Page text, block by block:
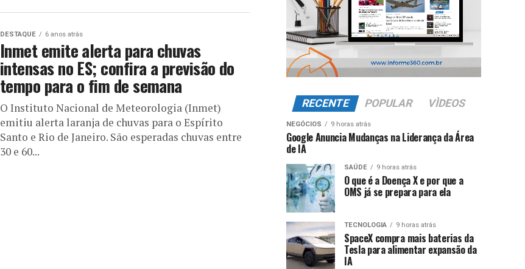
DESTAQUE 6 anos atrás
Inmet emite alerta para chuvas
intensas no ES; confira a previsão do
tempo para o fim de semana
O Instituto Nacional de Meteorologia (Inmet)
emitiu alerta laranja de chuvas para o Espírito
Santo e Rio de Janeiro. São esperadas chuvas entre
30 e 60...
RECENTE POPULAR VÌDEOS
NEGÓCIOS 9 horas atrás
Google Anuncia Mudanças na Liderança da Área
de IA
SAÚDE 9 horas atrás
O que é a Doença X e por que a
OMS já se prepara para ela
TECNOLOGIA 9 horas atrás
SpaceX compra mais baterias da
Tesla para alimentar expansão da
IA